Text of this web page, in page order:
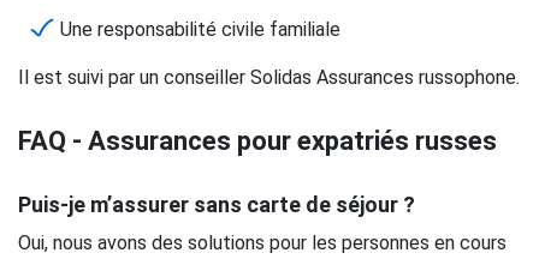
Une responsabilité civile familiale
Il est suivi par un conseiller Solidas Assurances russophone.
FAQ - Assurances pour expatriés russes
Puis-je m’assurer sans carte de séjour ?
Oui, nous avons des solutions pour les personnes en cours